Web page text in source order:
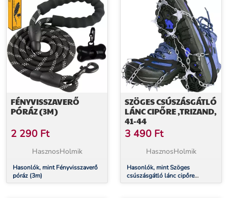
FÉNYVISSZAVERŐ
PÓRÁZ (3M)
2 290 Ft
HasznosHolmik
Hasonlók, mint Fényvisszaverő
póráz (3m)
SZÖGES CSÚSZÁSGÁTLÓ
LÁNC CIPŐRE ,TRIZAND,
41-44
3 490 Ft
HasznosHolmik
Hasonlók, mint Szöges
csúszásgátló lánc cipőre
,Trizand, 41-44